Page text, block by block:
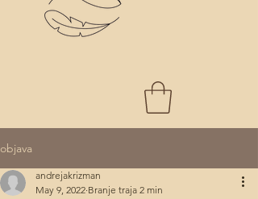
objava
andrejakrizman
May 9, 2022 Branje traja 2 min